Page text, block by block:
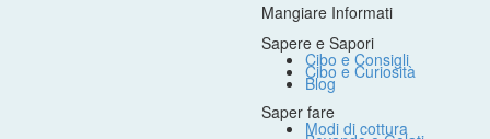
Mangiare Informati
Sapere e Sapori
Cibo e Consigli
Cibo e Curiosità
Blog
Saper fare
Modi di cottura